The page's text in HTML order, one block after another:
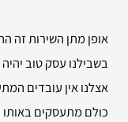
אופן מתן השירות זה
בשבילנו עסק טוב
אצלנו אין עובדים
כולם מתעסקים